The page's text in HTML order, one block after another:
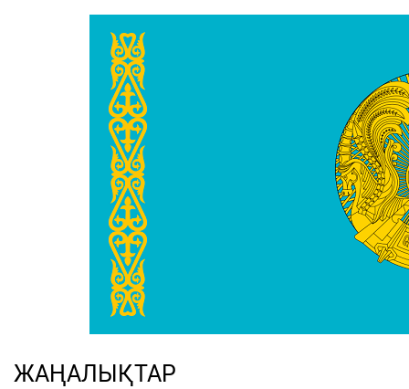
ЖАҢАЛЫҚТАР